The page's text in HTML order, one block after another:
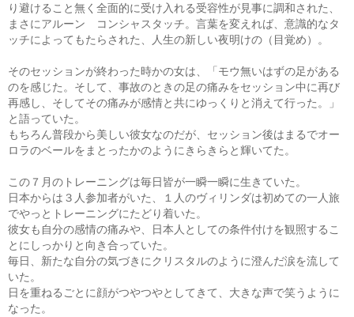
り避けること無く全面的に受け入れる受容性が見事に調和された、
まさにアルーン コンシャスタッチ。言葉を変えれば、意識的なタ
ッチによってもたらされた、人生の新しい夜明けの（目覚め）。
そのセッションが終わった時かの女は、「モウ無いはずの足がある
のを感じた。そして、事故のときの足の痛みをセッション中に再び
再感し、そしてその痛みが感情と共にゆっくりと消えて行った。」
と語っていた。
もちろん普段から美しい彼女なのだが、セッション後はまるでオー
ロラのベールをまとったかのようにきらきらと輝いてた。
この７月のトレーニングは毎日皆が一瞬一瞬に生きていた。
日本からは３人参加者がいた、１人のヴィリンダは初めての一人旅
でやっとトレーニングにたどり着いた。
彼女も自分の感情の痛みや、日本人としての条件付けを観照するこ
とにしっかりと向き合っていた。
毎日、新たな自分の気づきにクリスタルのように澄んだ涙を流して
いた。
日を重ねるごとに顔がつやつやとしてきて、大きな声で笑うように
なった。